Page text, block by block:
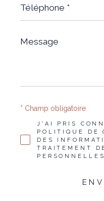
*
Message
*
J'AI PRIS
POLITIQUE DE
DES
TRAITEMENT
* Champ obligatoire